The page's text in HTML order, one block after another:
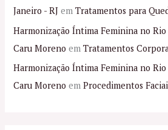
Janeiro - RJ emTratamentos para
Harmonização Íntima Feminina no Rio
Caru Moreno emTratamentos
Harmonização Íntima Feminina no Rio
Caru Moreno emProcedimentos